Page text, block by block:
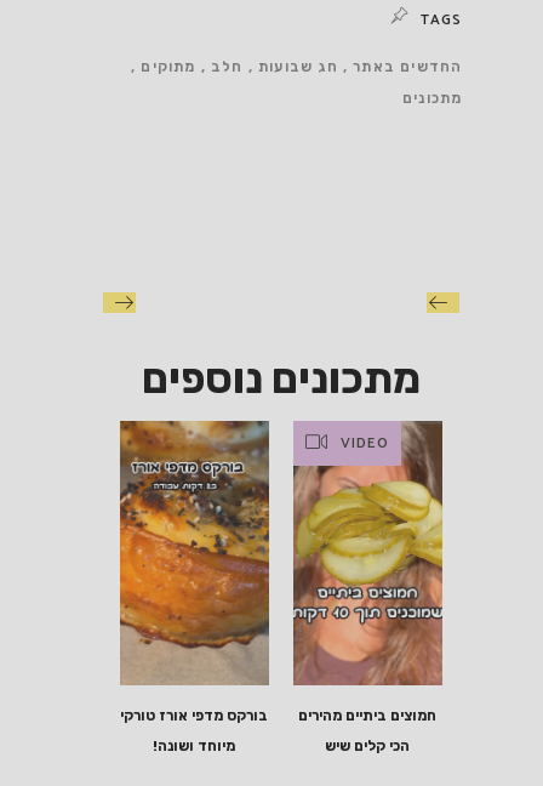
TAGS
החדשים באתר חג שבועות חלב
מתוקים
מתכונים
מתכונים נוספים
בורקס מדפי אורז טורקי
מיוחד ושונה!
VIDEO
חמוצים ביתיים מהירים
הכי קלים שיש